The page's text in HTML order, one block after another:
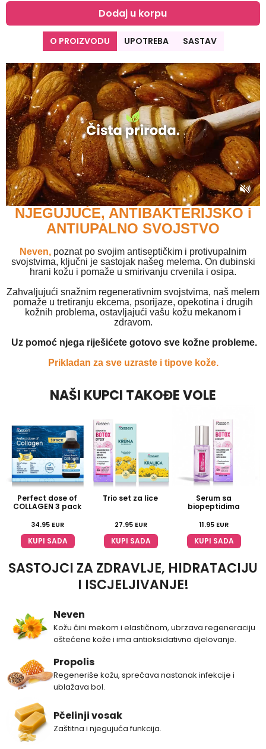
Dodaj u korpu
O PROIZVODU UPOTREBA SASTAV
NJEGUJUĆE, ANTIBAKTERIJSKO i
ANTIUPALNO SVOJSTVO
Neven, poznat po svojim antiseptičkim i protivupalnim
svojstvima, ključni je sastojak našeg melema. On dubinski
hrani kožu i pomaže u smirivanju crvenila i osipa.
Zahvaljujući snažnim regenerativnim svojstvima, naš melem
pomaže u tretiranju ekcema, psorijaze, opekotina i drugih
kožnih problema, ostavljajući vašu kožu mekanom i
zdravom.
Uz pomoć njega riješićete gotovo sve kožne probleme.
Prikladan za sve uzraste i tipove kože.
NAŠI KUPCI TAKOĐE VOLE
Perfect dose of
COLLAGEN 3 pack
34.95 EUR
KUPI SADA
Trio set za lice
27.95 EUR
KUPI SADA
Serum sa
biopeptidima
11.95 EUR
KUPI SADA
SASTOJCI ZA ZDRAVLJE, HIDRATACIJU
I ISCJELJIVANJE!
Neven
Kožu čini mekom i elastičnom, ubrzava regeneraciju
oštećene kože i ima antioksidativno djelovanje.
Propolis
Regeneriše kožu, sprečava nastanak infekcije i
ublažava bol.
Pčelinji vosak
Zaštitna i njegujuća funkcija.